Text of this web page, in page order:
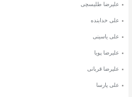
علیرضا طلیسچی
علی خدابنده
علی یاسینی
علیرضا پویا
علیرضا قربانی
علی پارسا